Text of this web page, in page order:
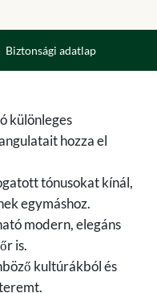
Biztonsági adatlap
különleges
hozza el
tónusokat kínál,
egymáshoz.
modern, elegáns
is.
kultúrákból és